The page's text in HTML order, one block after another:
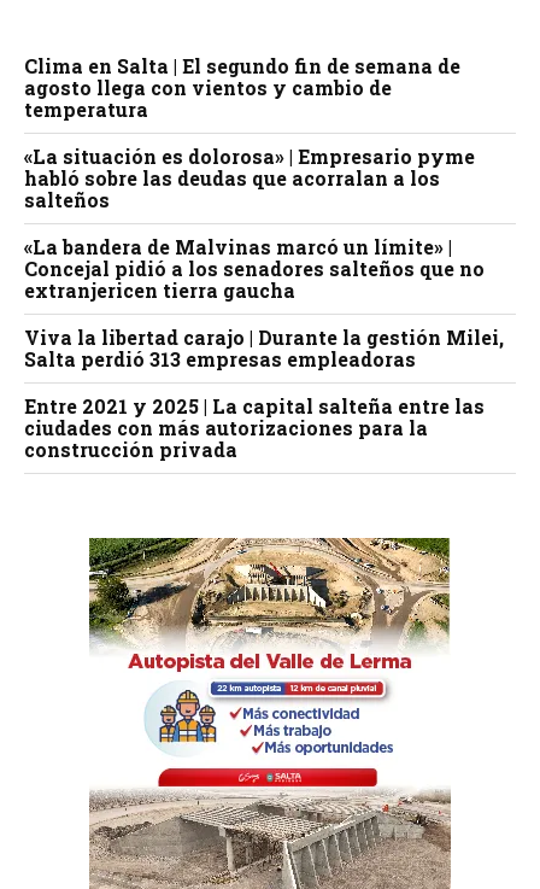
Clima en Salta | El segundo fin de semana de
agosto llega con vientos y cambio de
temperatura
«La situación es dolorosa» | Empresario pyme
habló sobre las deudas que acorralan a los
salteños
«La bandera de Malvinas marcó un límite» |
Concejal pidió a los senadores salteños que no
extranjericen tierra gaucha
Viva la libertad carajo | Durante la gestión Milei,
Salta perdió 313 empresas empleadoras
Entre 2021 y 2025 | La capital salteña entre las
ciudades con más autorizaciones para la
construcción privada